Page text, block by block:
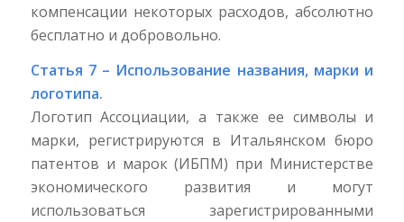
компенсации некоторых расходов, абсолютно
бесплатно и добровольно.
Статья 7 – Использование названия, марки и
логотипа.
Логотип Ассоциации, а также ее символы и
марки, регистрируются в Итальянском бюро
патентов и марок (ИБПМ) при Министерстве
экономического развития и могут
использоваться зарегистрированными